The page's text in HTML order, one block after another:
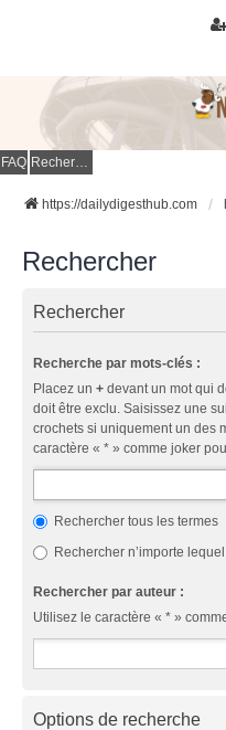
FAQ Rechercher
https://dailydigesthub.com
Rechercher
Rechercher
Recherche par mots-clés :
Placez un + devant un mot qui
doit être exclu. Saisissez une
crochets si uniquement un des
caractère « * » comme joker
Rechercher tous les termes
Rechercher n’importe
Rechercher par auteur :
Utilisez le caractère « * »
Options de recherche